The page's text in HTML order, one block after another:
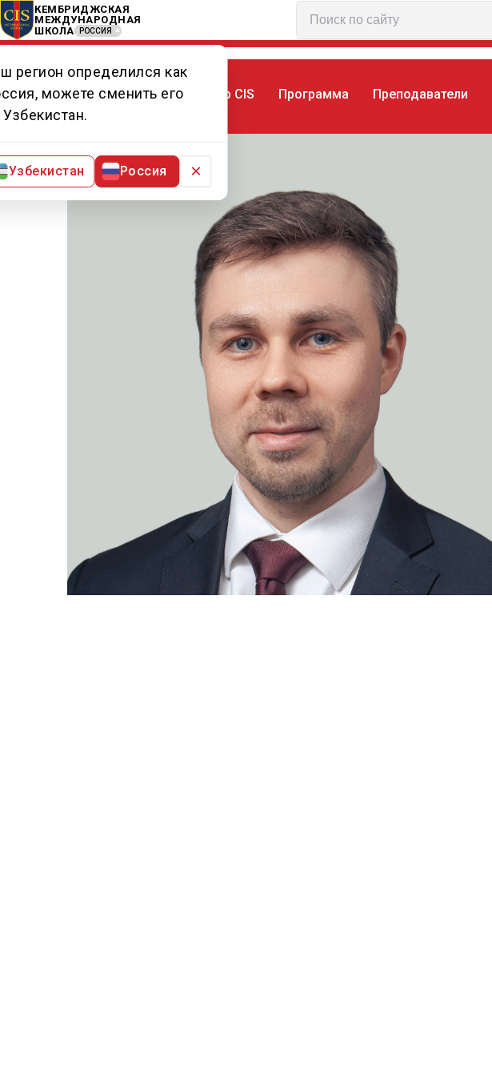
КЕМБРИДЖСКАЯ
МЕЖДУНАРОДНАЯ
ШКОЛА
РОССИЯ
регион определился как
можете сменить его
Узбекистан.
Узбекистан Россия ×
Мир CIS Программа Преподаватели
Главная